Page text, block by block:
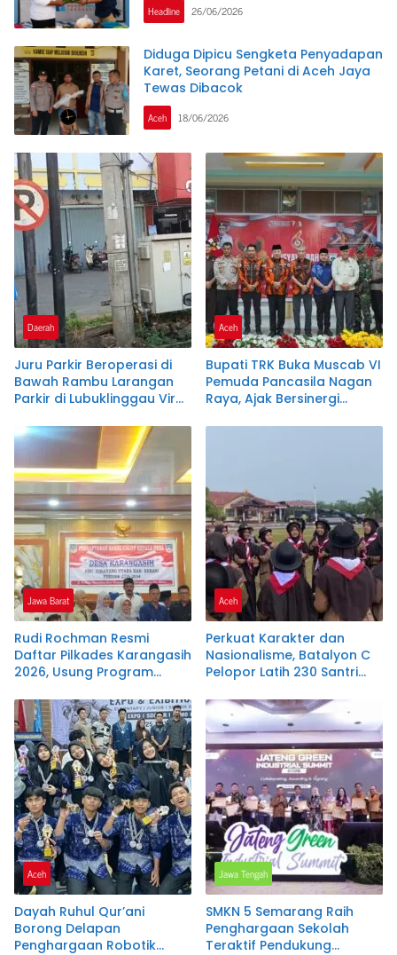
Headline 26/06/2026
Diduga Dipicu Sengketa Penyadapan
Karet, Seorang Petani di Aceh Jaya
Tewas Dibacok
Aceh 18/06/2026
Daerah
Juru Parkir Beroperasi di
Bawah Rambu Larangan
Parkir di Lubuklinggau Viral,
Pelanggaran.SK DI
PERTANYAKAN
Aceh
Bupati TRK Buka Muscab VI
Pemuda Pancasila Nagan
Raya, Ajak Bersinergi
Pembangunan Daerah
Jawa Barat
Rudi Rochman Resmi
Daftar Pilkades Karangasih
2026, Usung Program
Pendidikan, dan
Kesejahteraan Guru Ngaji
Aceh
Perkuat Karakter dan
Nasionalisme, Batalyon C
Pelopor Latih 230 Santri
Ikhwah
Aceh
Dayah Ruhul Qur’ani
Borong Delapan
Penghargaan Robotik
Jawa Tengah
SMKN 5 Semarang Raih
Penghargaan Sekolah
Teraktif Pendukung